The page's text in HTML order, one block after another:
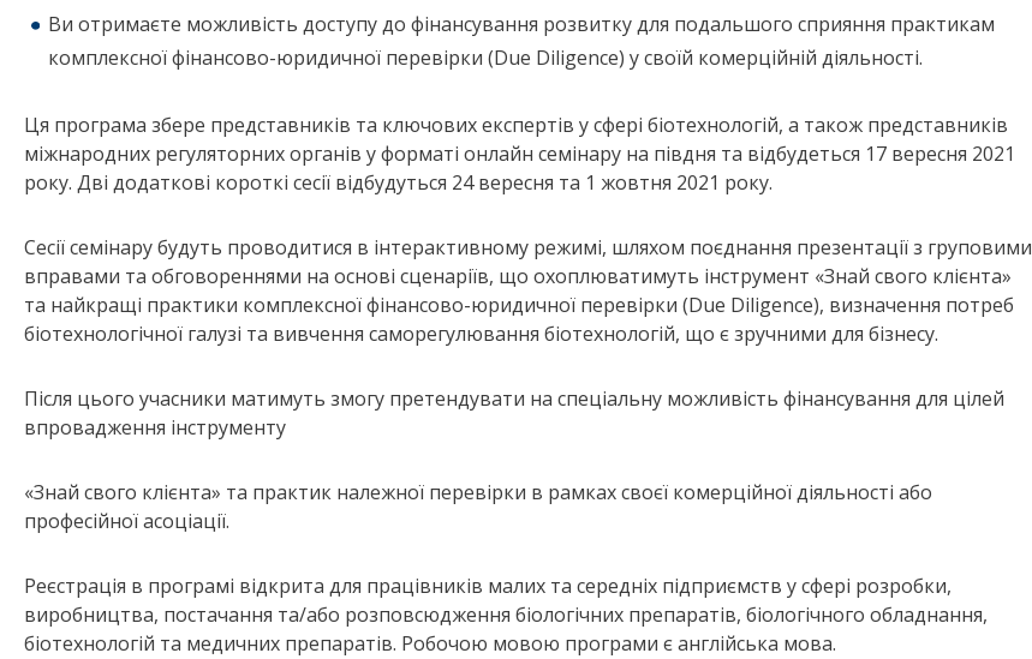
Ви отримаєте можливість доступу до фінансування розвитку для подальшого сприяння практикам
комплексної фінансово-юридичної перевірки (Due Diligence) у своїй комерційній діяльності.
Ця програма збере представників та ключових експертів у сфері біотехнологій, а також представників
міжнародних регуляторних органів у форматі онлайн семінару на півдня та відбудеться 17 вересня 2021
року. Дві додаткові короткі сесії відбудуться 24 вересня та 1 жовтня 2021 року.
Сесії семінару будуть проводитися в інтерактивному режимі, шляхом поєднання презентації з груповими
вправами та обговореннями на основі сценаріїв, що охоплюватимуть інструмент «Знай свого клієнта»
та найкращі практики комплексної фінансово-юридичної перевірки (Due Diligence), визначення потреб
біотехнологічної галузі та вивчення саморегулювання біотехнологій, що є зручними для бізнесу.
Після цього учасники матимуть змогу претендувати на спеціальну можливість фінансування для цілей
впровадження інструменту
«Знай свого клієнта» та практик належної перевірки в рамках своєї комерційної діяльності або
професійної асоціації.
Реєстрація в програмі відкрита для працівників малих та середніх підприємств у сфері розробки,
виробництва, постачання та/або розповсюдження біологічних препаратів, біологічного обладнання,
біотехнологій та медичних препаратів. Робочою мовою програми є англійська мова.